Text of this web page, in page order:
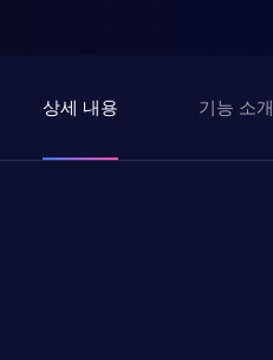
상세 내용 기능 소개